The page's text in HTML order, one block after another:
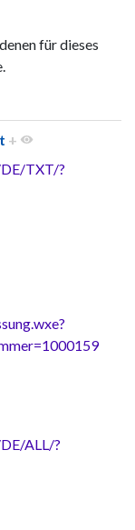
für dieses
+
TXT/?
ALL/?